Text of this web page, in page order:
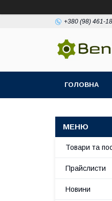
+380 (98) 461-
ГОЛОВНА
Товари та
Прайслисти
Новини